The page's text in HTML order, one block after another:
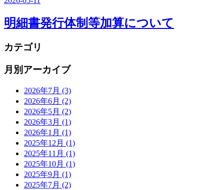
明細書発行体制等加算について
カテゴリ
月別アーカイブ
2026年7月 (3)
2026年6月 (2)
2026年5月 (2)
2026年3月 (1)
2026年1月 (1)
2025年12月 (1)
2025年11月 (1)
2025年10月 (1)
2025年9月 (1)
2025年7月 (2)